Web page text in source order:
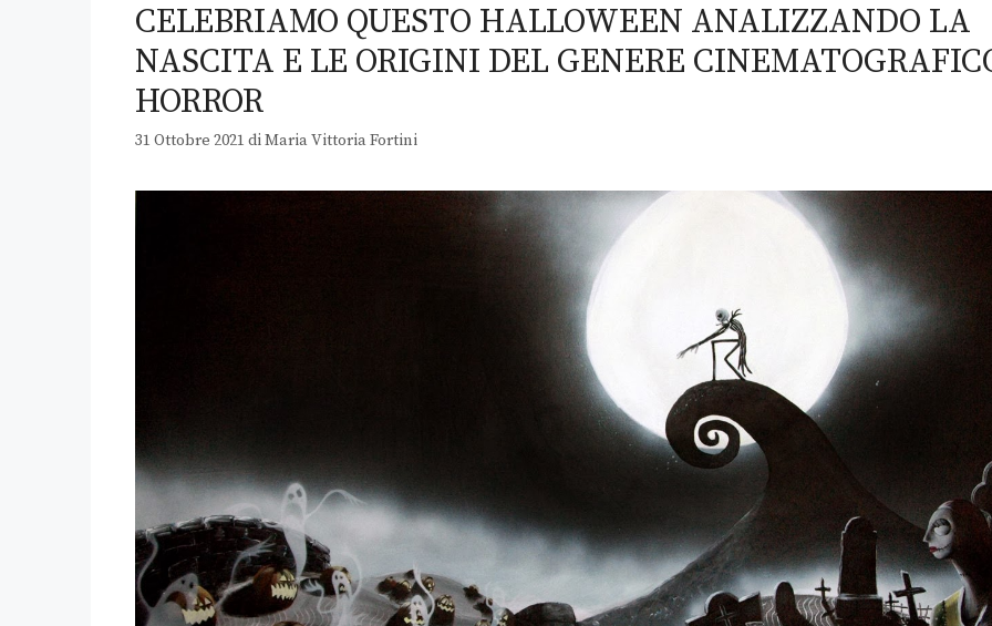
CELEBRIAMO QUESTO HALLOWEEN ANALIZZANDO LA
NASCITA E LE ORIGINI DEL GENERE
HORROR
31 Ottobre 2021 diMaria Vittoria Fortini